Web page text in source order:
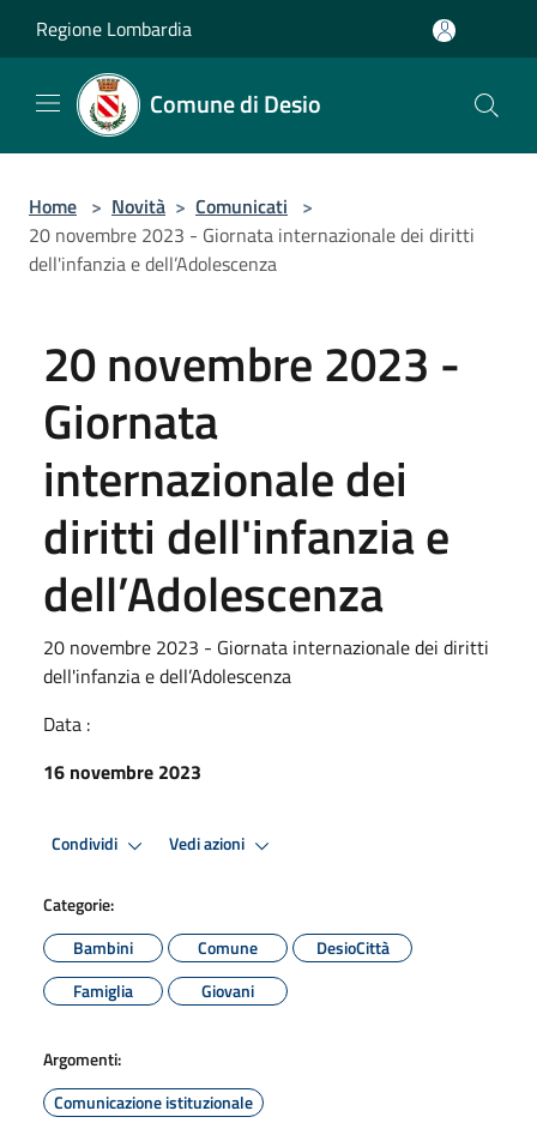
Regione Lombardia
Comune di Desio
Home > Novità > Comunicati >
20 novembre 2023 - Giornata internazionale dei diritti
dell'infanzia e dell’Adolescenza
20 novembre 2023 -
Giornata
internazionale dei
diritti dell'infanzia e
dell’Adolescenza
20 novembre 2023 - Giornata internazionale dei diritti
dell'infanzia e dell’Adolescenza
Data :
16 novembre 2023
Condividi Vedi azioni
Categorie:
Bambini
Comune
DesioCittà
Famiglia
Giovani
Argomenti:
Comunicazione istituzionale